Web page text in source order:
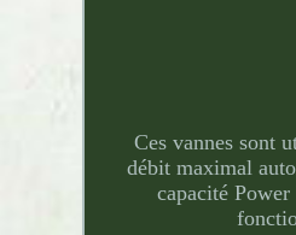
Ces vannes sont
débit maximal
capacité